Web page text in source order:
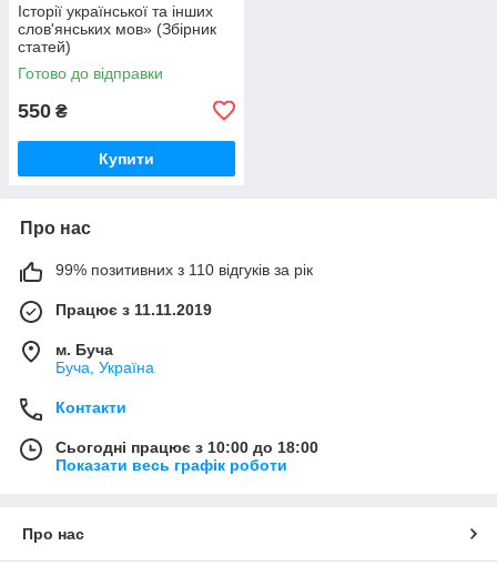
Історії української та інших
слов'янських мов» (Збірник
статей)
Готово до відправки
550 ₴
Купити
Про нас
99% позитивних з 110 відгуків за рік
Працює з 11.11.2019
м. Буча
Буча, Україна
Контакти
Сьогодні працює з 10:00 до 18:00
Показати весь графік роботи
Про нас